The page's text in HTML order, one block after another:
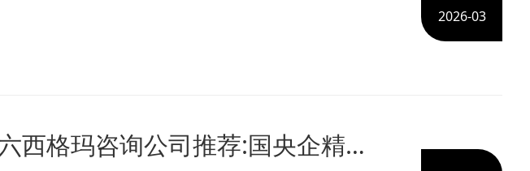
2026-03
AI全员培训机构+精益六西格玛咨询公司推荐:国央企精益管理对标一流咨询公司优选科理咨询（深圳）股份有限公司-AI中高管培训公司